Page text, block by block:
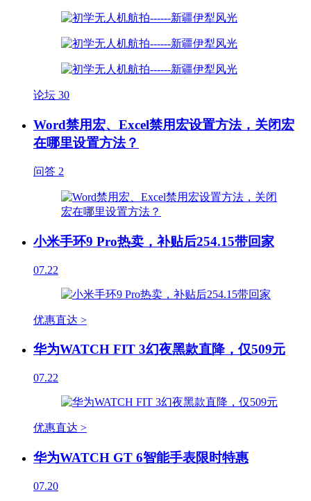
论坛 30
Word禁用宏、Excel禁用宏设置方法，关闭宏
在哪里设置方法？
问答 2
小米手环9 Pro热卖，补贴后254.15带回家
07.22
优惠直达 >
华为WATCH FIT 3幻夜黑款直降，仅509元
07.22
优惠直达 >
华为WATCH GT 6智能手表限时特惠
07.20